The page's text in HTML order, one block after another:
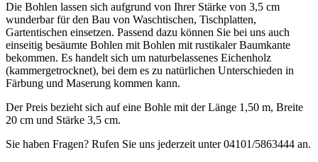
Die Bohlen lassen sich aufgrund von Ihrer Stärke von 3,5 cm
wunderbar für den Bau von Waschtischen, Tischplatten,
Gartentischen einsetzen. Passend dazu können Sie bei uns auch
einseitig besäumte Bohlen mit Bohlen mit rustikaler Baumkante
bekommen. Es handelt sich um naturbelassenes Eichenholz
(kammergetrocknet), bei dem es zu natürlichen Unterschieden in
Färbung und Maserung kommen kann.
Der Preis bezieht sich auf eine Bohle mit der Länge 1,50 m, Breite
20 cm und Stärke 3,5 cm.
Sie haben Fragen? Rufen Sie uns jederzeit unter 04101/5863444 an.